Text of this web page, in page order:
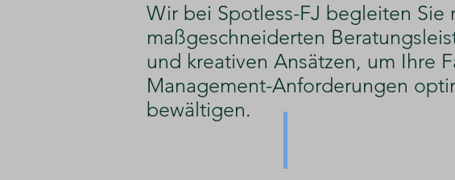
​Wir bei Spotless-FJ begleiten Sie
maßgeschneiderten
und kreativen Ansätzen, um Ihre
Management-Anforderungen
bewältigen.